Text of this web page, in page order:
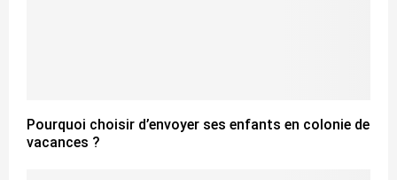
Pourquoi choisir d’envoyer ses enfants en colonie de
vacances ?